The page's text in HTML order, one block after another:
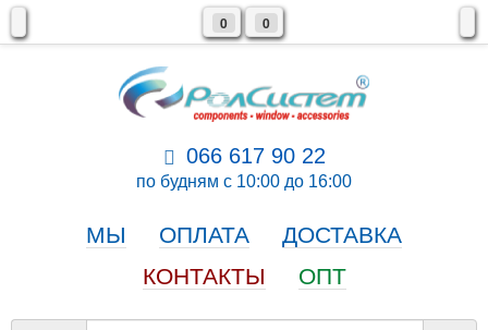
0 0
066 617 90 22
по будням с 10:00 до 16:00
МЫ ОПЛАТА
ДОСТАВКА
КОНТАКТЫ
ОПТ